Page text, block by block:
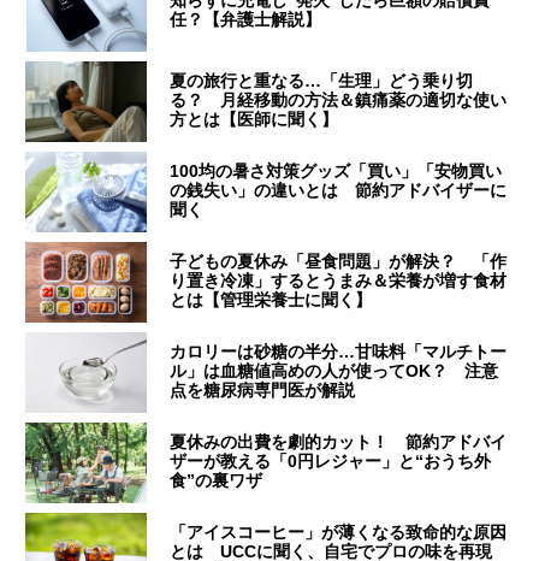
任？【弁護士解説】
夏の旅行と重なる…「生理」どう乗り切
る？ 月経移動の方法＆鎮痛薬の適切な使い
方とは【医師に聞く】
100均の暑さ対策グッズ「買い」「安物買い
の銭失い」の違いとは 節約アドバイザーに
聞く
子どもの夏休み「昼食問題」が解決？ 「作
り置き冷凍」するとうまみ＆栄養が増す食材
とは【管理栄養士に聞く】
カロリーは砂糖の半分…甘味料「マルチトー
ル」は血糖値高めの人が使ってOK？ 注意
点を糖尿病専門医が解説
夏休みの出費を劇的カット！ 節約アドバイ
ザーが教える「0円レジャー」と“おうち外
食”の裏ワザ
「アイスコーヒー」が薄くなる致命的な原因
とは UCCに聞く、自宅でプロの味を再現